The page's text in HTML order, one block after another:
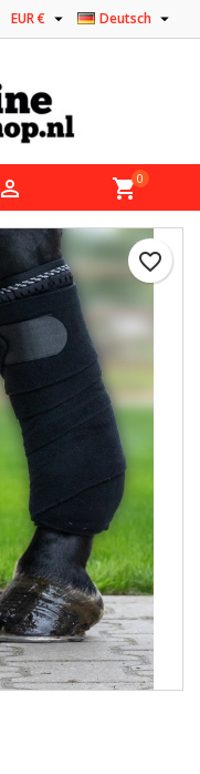
Deutsch 
EUR € 
 shopping_cart0
favorite_border